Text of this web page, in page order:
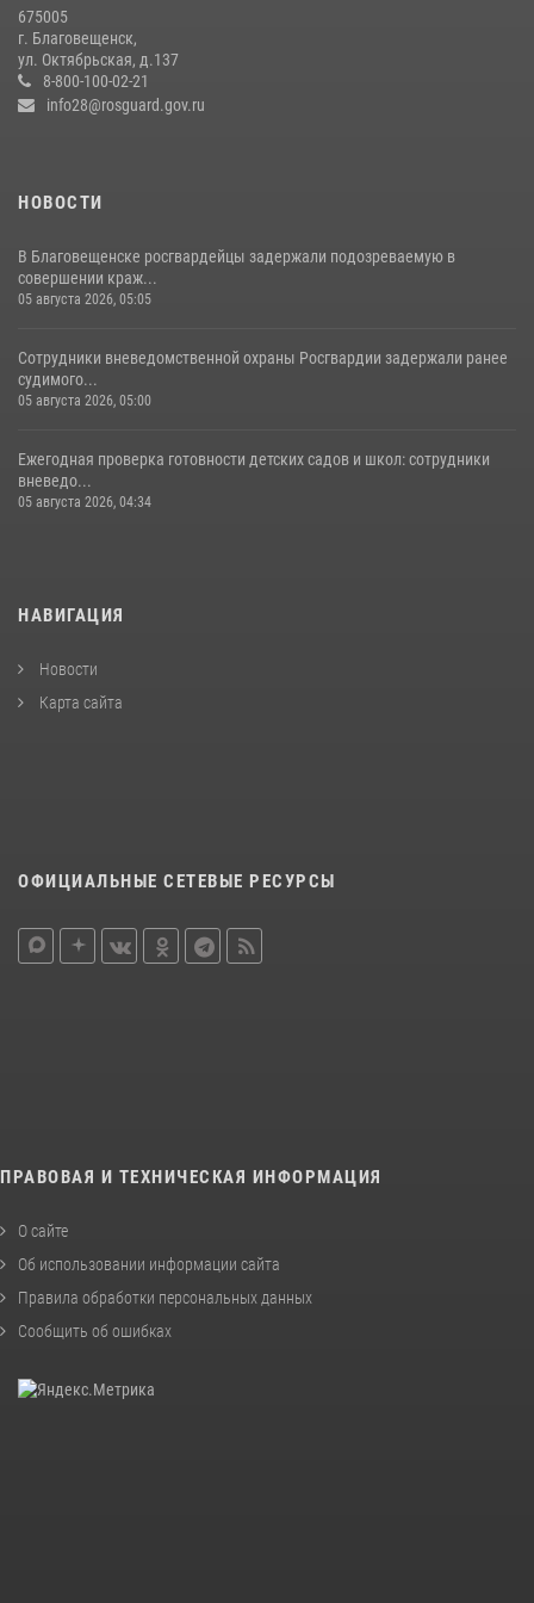
моноярмарке
13 июля 2026, 03:27
675005
г. Благовещенск,
ул. Октябрьская, д.137
8-800-100-02-21
info28@rosguard.gov.ru
НОВОСТИ
В Благовещенске росгвардейцы задержали подозреваемую в
совершении краж...
05 августа 2026, 05:05
Сотрудники вневедомственной охраны Росгвардии задержали ранее
судимого...
05 августа 2026, 05:00
Ежегодная проверка готовности детских садов и школ: сотрудники
вневедо...
05 августа 2026, 04:34
НАВИГАЦИЯ
Новости
Карта сайта
ОФИЦИАЛЬНЫЕ СЕТЕВЫЕ РЕСУРСЫ
ПРАВОВАЯ И ТЕХНИЧЕСКАЯ ИНФОРМАЦИЯ
О сайте
Об использовании информации сайта
Правила обработки персональных данных
Сообщить об ошибках